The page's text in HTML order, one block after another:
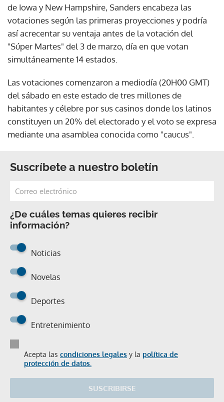
de Iowa y New Hampshire, Sanders encabeza las
votaciones según las primeras proyecciones y podría
así acrecentar su ventaja antes de la votación del
"Súper Martes" del 3 de marzo, día en que votan
simultáneamente 14 estados.
Las votaciones comenzaron a mediodía (20H00 GMT)
del sábado en este estado de tres millones de
habitantes y célebre por sus casinos donde los latinos
constituyen un 20% del electorado y el voto se expresa
mediante una asamblea conocida como "caucus".
Suscríbete a nuestro boletín
¿De cuáles temas quieres recibir
información?
Noticias
Novelas
Deportes
Entretenimiento
Acepta las condiciones legales y la política de
protección de datos.
SUSCRIBIRSE